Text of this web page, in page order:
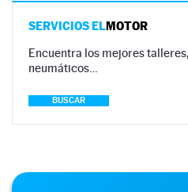
SERVICIOS ELMOTOR
Encuentra los mejores
neumáticos…
BUSCAR